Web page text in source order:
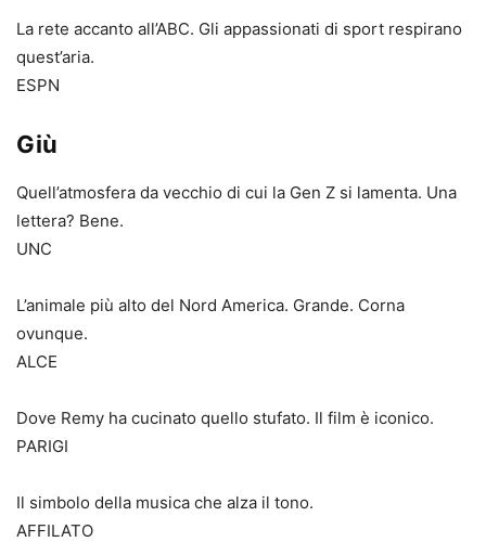
La rete accanto all’ABC. Gli appassionati di sport respirano
quest’aria.
ESPN
Giù
Quell’atmosfera da vecchio di cui la Gen Z si lamenta. Una
lettera? Bene.
UNC
L’animale più alto del Nord America. Grande. Corna
ovunque.
ALCE
Dove Remy ha cucinato quello stufato. Il film è iconico.
PARIGI
Il simbolo della musica che alza il tono.
AFFILATO